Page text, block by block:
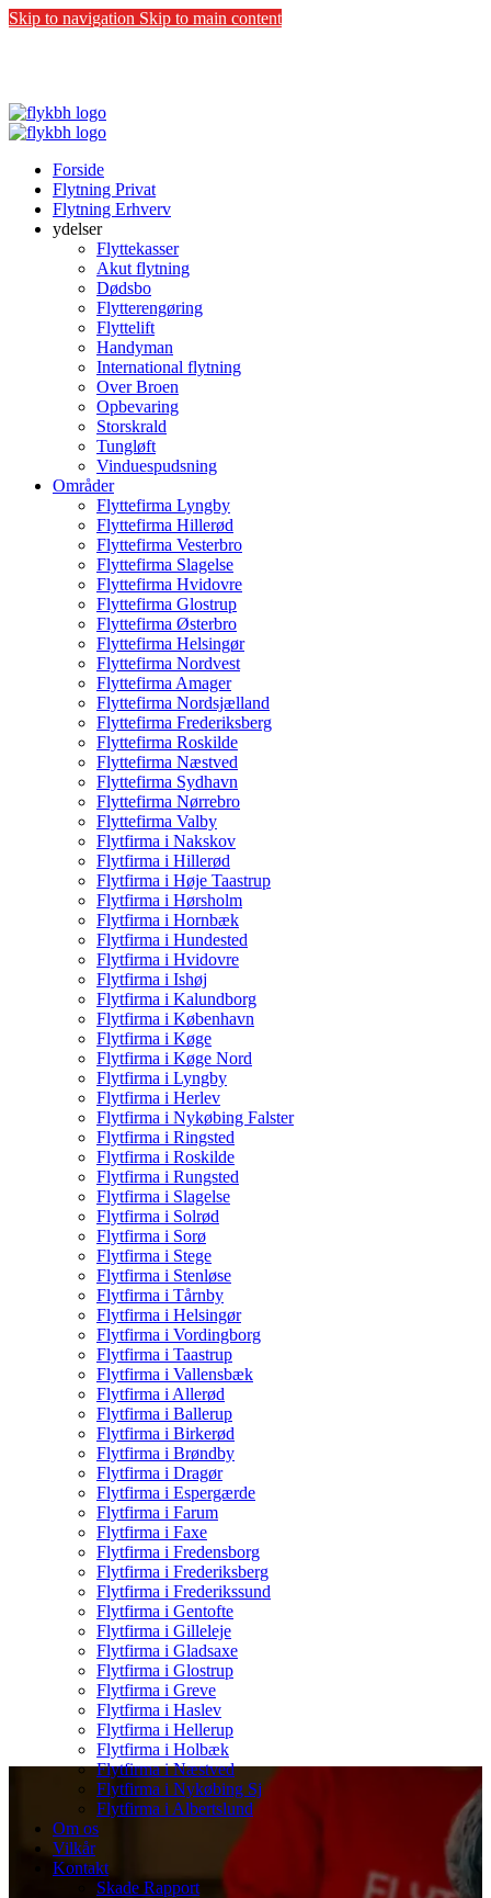
Skip to navigation Skip to main content
Forside
Flytning Privat
Flytning Erhverv
ydelser
Flyttekasser
Akut flytning
Dødsbo
Flytterengøring
Flyttelift
Handyman
International flytning
Over Broen
Opbevaring
Storskrald
Tungløft
Vinduespudsning
Områder
Flyttefirma Lyngby
Flyttefirma Hillerød
Flyttefirma Vesterbro
Flyttefirma Slagelse
Flyttefirma Hvidovre
Flyttefirma Glostrup
Flyttefirma Østerbro
Flyttefirma Helsingør
Flyttefirma Nordvest
Flyttefirma Amager
Flyttefirma Nordsjælland
Flyttefirma Frederiksberg
Flyttefirma Roskilde
Flyttefirma Næstved
Flyttefirma Sydhavn
Flyttefirma Nørrebro
Flyttefirma Valby
Flytfirma i Nakskov
Flytfirma i Hillerød
Flytfirma i Høje Taastrup
Flytfirma i Hørsholm
Flytfirma i Hornbæk
Flytfirma i Hundested
Flytfirma i Hvidovre
Flytfirma i Ishøj
Flytfirma i Kalundborg
Flytfirma i København
Flytfirma i Køge
Flytfirma i Køge Nord
Flytfirma i Lyngby
Flytfirma i Herlev
Flytfirma i Nykøbing Falster
Flytfirma i Ringsted
Flytfirma i Roskilde
Flytfirma i Rungsted
Flytfirma i Slagelse
Flytfirma i Solrød
Flytfirma i Sorø
Flytfirma i Stege
Flytfirma i Stenløse
Flytfirma i Tårnby
Flytfirma i Helsingør
Flytfirma i Vordingborg
Flytfirma i Taastrup
Flytfirma i Vallensbæk
Flytfirma i Allerød
Flytfirma i Ballerup
Flytfirma i Birkerød
Flytfirma i Brøndby
Flytfirma i Dragør
Flytfirma i Espergærde
Flytfirma i Farum
Flytfirma i Faxe
Flytfirma i Fredensborg
Flytfirma i Frederiksberg
Flytfirma i Frederikssund
Flytfirma i Gentofte
Flytfirma i Gilleleje
Flytfirma i Gladsaxe
Flytfirma i Glostrup
Flytfirma i Greve
Flytfirma i Haslev
Flytfirma i Hellerup
Flytfirma i Holbæk
Flytfirma i Næstved
Flytfirma i Nykøbing Sj
Flytfirma i Albertslund
Om os
Vilkår
Kontakt
Skade Rapport